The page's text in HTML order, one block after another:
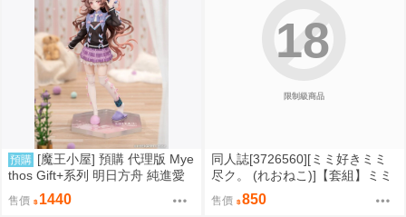
預購 [魔王小屋] 預購 代理版 Mye
thos Gift+系列 明日方舟 純進愛
雅法拉 後來的故事Ver·
售價 1440
限制級商品
18
同人誌[3726560][ミミ好きミミ
尽ク。 (れおねこ)]【套組】ミミ
好きミミ尽ク。「ブルアカ本」
セット (蔚藍檔案)
售價 850